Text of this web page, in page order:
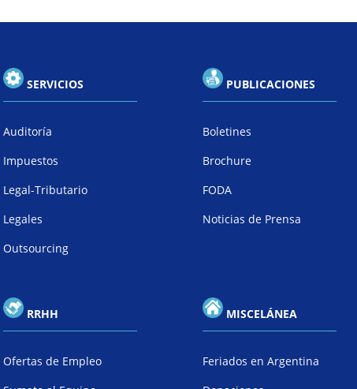
SERVICIOS
Auditoría
Impuestos
Legal-Tributario
Legales
Outsourcing
RRHH
Ofertas de Empleo
PUBLICACIONES
Boletines
Brochure
FODA
Noticias de Prensa
MISCELÁNEA
Feriados en Argentina